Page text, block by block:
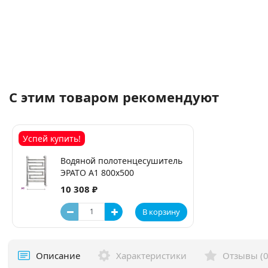
С этим товаром рекомендуют
Успей купить!
Водяной полотенцесушитель
ЭРАТО А1 800x500
10 308 ₽
В корзину
Описание Характеристики Отзывы